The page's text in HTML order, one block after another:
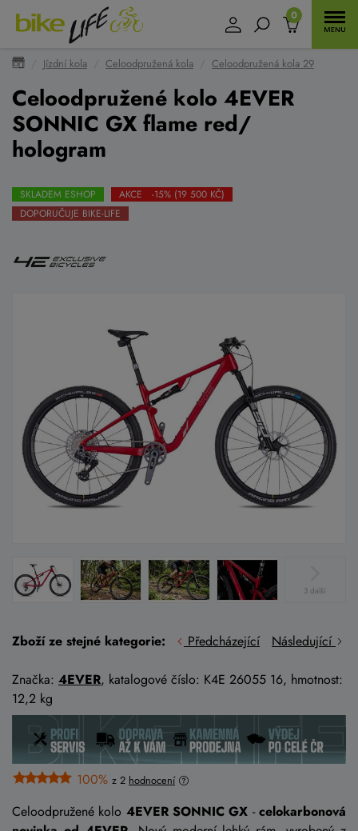
0
Jízdní kola Celoodpružená kola Celoodpružená kola 29
Celoodpružené kolo 4EVER
SONNIC GX flame red/
hologram
SKLADEM ESHOP
AKCE -15% (19 500 KČ)
DOPORUČUJE BIKE-LIFE
3 další
Zboží ze stejné kategorie: Předcházející Následující
Značka: 4EVER, katalogové číslo: K4E 26055 16, hmotnost:
12,2 kg
100% z 2 hodnocení
Celoodpružené kolo 4EVER SONNIC GX -celokarbonová